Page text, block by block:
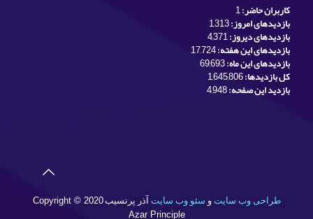
کاربران حاضر:1
بازدیدهای امروز:1,313
بازدیدهای دیروز:4,371
بازدیدهای این هفته:17,724
بازدیدهای این ماه:69,693
کل بازدیدها:1,645,806
بازدید این صفحه:4,948
طراحی وب سایت و سئو وب سایت آذر پرنسیبCopyright © 2020
Azar Principle